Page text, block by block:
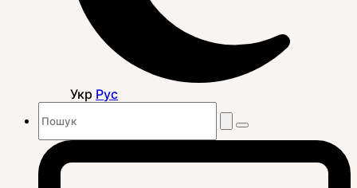
Укр Рус